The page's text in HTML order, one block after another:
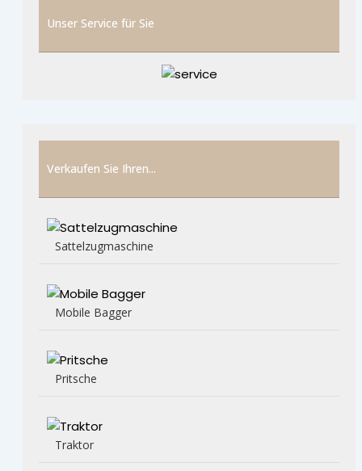
Unser Service für Sie
Verkaufen Sie Ihren...
Sattelzugmaschine
Mobile Bagger
Pritsche
Traktor